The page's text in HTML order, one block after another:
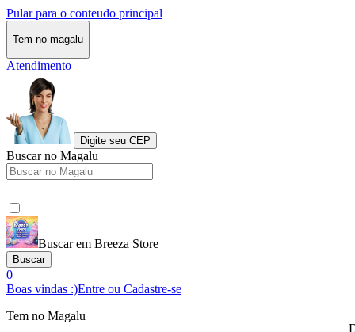
Pular para o conteudo principal
Tem no magalu
Atendimento
Digite seu CEP
Buscar no Magalu
Buscar em Breeza Store
Buscar
0
Boas vindas :)Entre ou Cadastre-se
Tem no Magalu